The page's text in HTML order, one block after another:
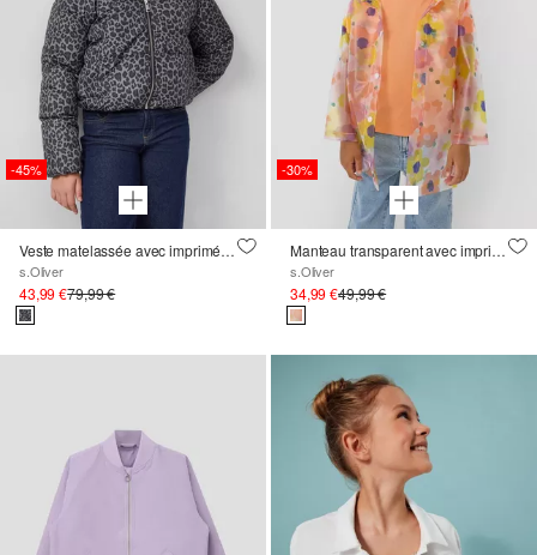
-45%
Veste matelassée avec imprimé Léo et doublure en polaire veloutée
s.Oliver
43,99 €79,99 €
-30%
Manteau transparent avec imprimé all-over
s.Oliver
34,99 €49,99 €